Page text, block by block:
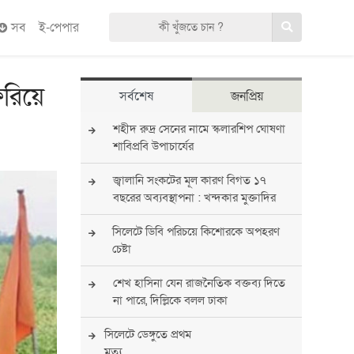
সব ই-পেপার
সর্বশেষ জনপ্রিয়
শহীদ রুদ্র সেনের নামে স্কলারশিপ ঘোষণা
শাবিপ্রবি উপাচার্যের
জ্বালানি সংকটের মূল কারণ বিগত ১৭
বছরের অব্যবস্থাপনা : খন্দকার মুক্তাদির
সিলেটে ডিবি পরিচয়ে কিশোরকে অপহরণ
চেষ্টা
শেখ হাসিনা যেন রাজনৈতিক বক্তব্য দিতে
না পারে, দিল্লিকে বলল ঢাকা
সিলেটে ডেঙ্গুতে প্রথম